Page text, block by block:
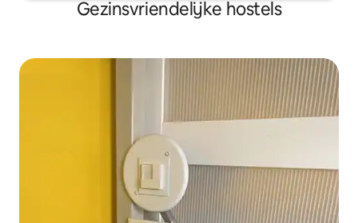
Gezinsvriendelijke hostels